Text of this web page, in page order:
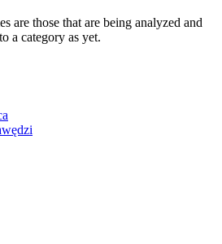
are those that are being analyzed and
a category as yet.